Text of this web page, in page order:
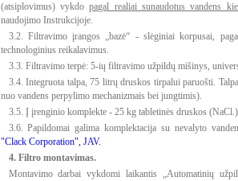
(atsiplovimus) vykdopagal realiai sunaudotus vandens
naudojimo Instrukcijoje.
3.2. Filtravimo įrangos „bazė“ - slėginiai korpusai,
technologinius reikalavimus.
3.3. Filtravimo terpė: 5-ių filtravimo užpildų mišinys,
3.4. Integruota talpa, 75 litrų druskos tirpalui paruošti.
nuo vandens perpylimo mechanizmais bei jungtimis).
3.5. Į įrenginio komplekte - 25 kg tabletinės druskos
3.6. Papildomai galima komplektacija su nevalyto
"Clack Corporation", JAV.
4. Filtro montavimas.
Montavimo darbai vykdomi laikantis „Automatinių